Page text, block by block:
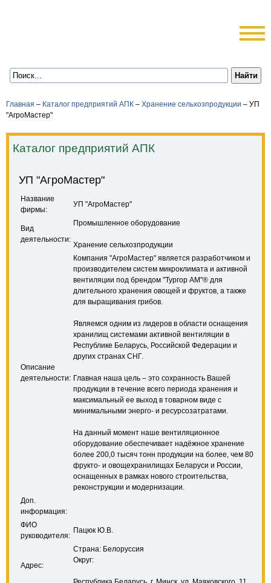
Главная – Каталог предприятий АПК – Хранение сельхозпродукции – УП
"АгроМастер"
Каталог предприятий АПК
УП "АгроМастер"
Название
фирмы:
УП "АгроМастер"
Вид
деятельности:
Промышленное оборудование
Хранение сельхозпродукции
Описание
деятельности:
Компания "АгроМастер" является разработчиком и
производителем систем микроклимата и активной
вентиляции под брендом "Тургор АМ"® для
длительного хранения овощей и фруктов, а также
для выращивания грибов.
Являемся одним из лидеров в области оснащения
хранилищ системами активной вентиляции в
Республике Беларусь, Российской Федерации и
других странах СНГ.
Главная наша цель – это сохранность Вашей
продукции в течение всего периода хранения и
максимальный ее выход в товарном виде с
минимальными энерго- и ресурсозатратами.
На данный момент наше вентиляционное
оборудование обеспечивает надёжное хранение
более 200,0 тысяч тонн продукции на более, чем 80
фрукто- и овощехранилищах Беларуси и России,
оснащенных в рамках нового строительства,
реконструкции и модернизации.
Доп.
информация:
ФИО
руководителя:
Пацюк Ю.В.
Адрес:
Страна: Белоруссия
Округ: